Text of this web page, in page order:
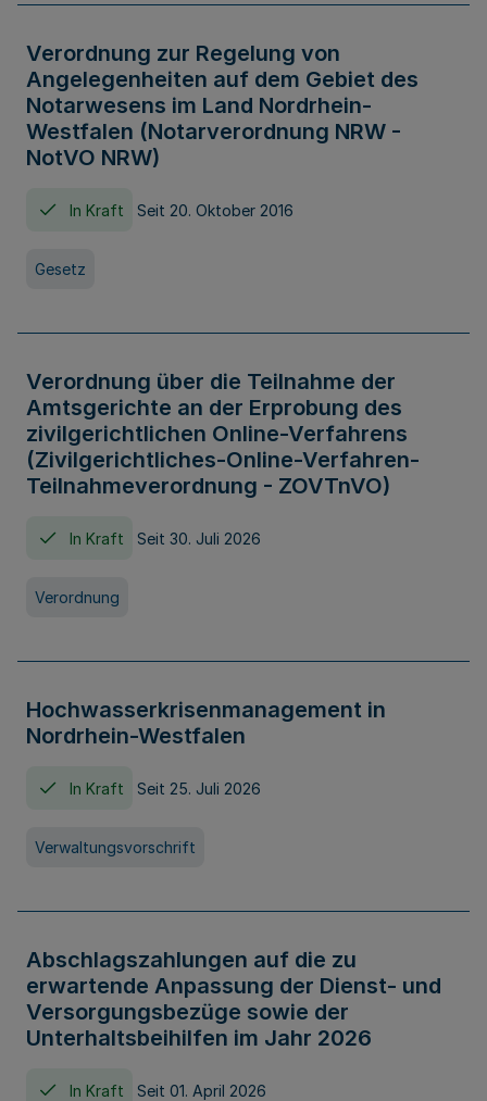
Verordnung zur Regelung von
Angelegenheiten auf dem Gebiet des
Notarwesens im Land Nordrhein-
Westfalen (Notarverordnung NRW -
NotVO NRW)
In Kraft Seit 20. Oktober 2016
Gesetz
Verordnung über die Teilnahme der
Amtsgerichte an der Erprobung des
zivilgerichtlichen Online-Verfahrens
(Zivilgerichtliches-Online-Verfahren-
Teilnahmeverordnung - ZOVTnVO)
In Kraft Seit 30. Juli 2026
Verordnung
Hochwasserkrisenmanagement in
Nordrhein-Westfalen
In Kraft Seit 25. Juli 2026
Verwaltungsvorschrift
Abschlagszahlungen auf die zu
erwartende Anpassung der Dienst- und
Versorgungsbezüge sowie der
Unterhaltsbeihilfen im Jahr 2026
In Kraft Seit 01. April 2026